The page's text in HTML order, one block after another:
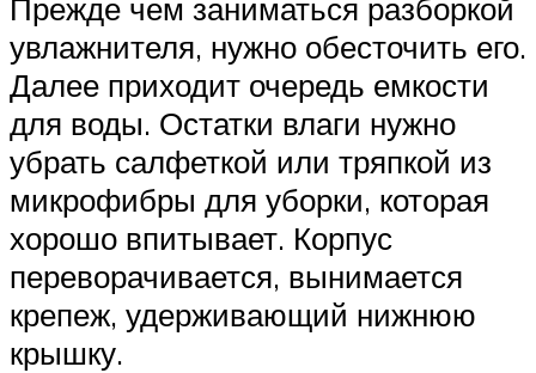
Прежде чем заниматься разборкой
увлажнителя, нужно обесточить его.
Далее приходит очередь емкости
для воды. Остатки влаги нужно
убрать салфеткой или тряпкой из
микрофибры для уборки, которая
хорошо впитывает. Корпус
переворачивается, вынимается
крепеж, удерживающий нижнюю
крышку.